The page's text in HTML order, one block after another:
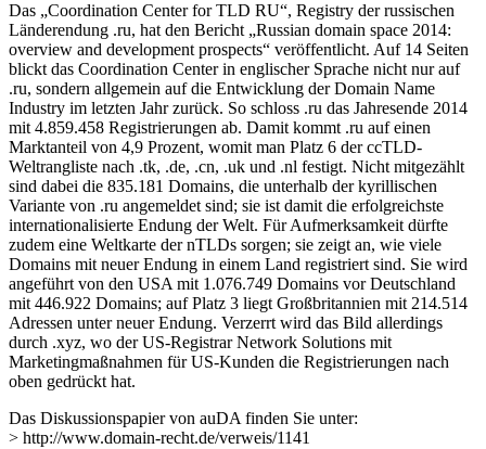
Das „Coordination Center for TLD RU“, Registry der russischen
Länderendung .ru, hat den Bericht „Russian domain space 2014:
overview and development prospects“ veröffentlicht. Auf 14 Seiten
blickt das Coordination Center in englischer Sprache nicht nur auf
.ru, sondern allgemein auf die Entwicklung der Domain Name
Industry im letzten Jahr zurück. So schloss .ru das Jahresende 2014
mit 4.859.458 Registrierungen ab. Damit kommt .ru auf einen
Marktanteil von 4,9 Prozent, womit man Platz 6 der ccTLD-
Weltrangliste nach .tk, .de, .cn, .uk und .nl festigt. Nicht mitgezählt
sind dabei die 835.181 Domains, die unterhalb der kyrillischen
Variante von .ru angemeldet sind; sie ist damit die erfolgreichste
internationalisierte Endung der Welt. Für Aufmerksamkeit dürfte
zudem eine Weltkarte der nTLDs sorgen; sie zeigt an, wie viele
Domains mit neuer Endung in einem Land registriert sind. Sie wird
angeführt von den USA mit 1.076.749 Domains vor Deutschland
mit 446.922 Domains; auf Platz 3 liegt Großbritannien mit 214.514
Adressen unter neuer Endung. Verzerrt wird das Bild allerdings
durch .xyz, wo der US-Registrar Network Solutions mit
Marketingmaßnahmen für US-Kunden die Registrierungen nach
oben gedrückt hat.
Das Diskussionspapier von auDA finden Sie unter:
> http://www.domain-recht.de/verweis/1141